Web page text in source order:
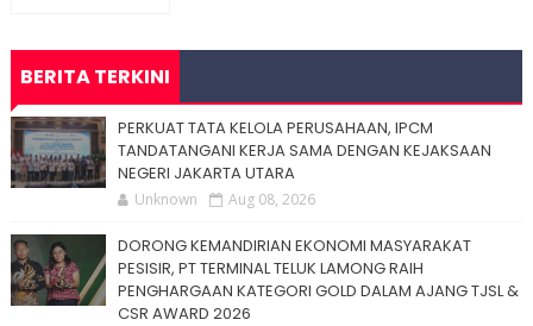
BERITA TERKINI
PERKUAT TATA KELOLA PERUSAHAAN, IPCM
TANDATANGANI KERJA SAMA DENGAN KEJAKSAAN
NEGERI JAKARTA UTARA
Unknown Aug 08, 2026
DORONG KEMANDIRIAN EKONOMI MASYARAKAT
PESISIR, PT TERMINAL TELUK LAMONG RAIH
PENGHARGAAN KATEGORI GOLD DALAM AJANG TJSL &
CSR AWARD 2026